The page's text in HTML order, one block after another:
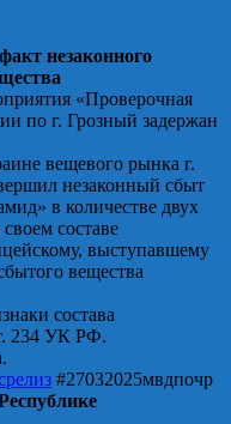
незаконного
«Проверочная
по г. Грозный задержан
вещевого рынка г.
незаконный сбыт
в количестве двух
составе
выступавшему
вещества
состава
234 УК РФ.
#27032025мвдпочр